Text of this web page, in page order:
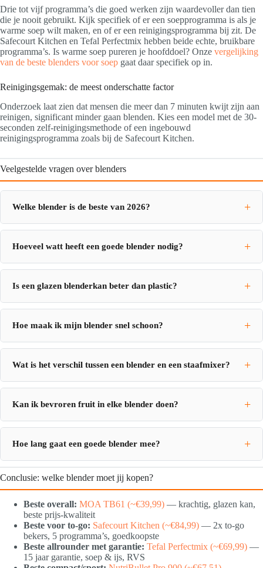
Drie tot vijf programma’s die goed werken zijn waardevoller dan tien
die je nooit gebruikt. Kijk specifiek of er een soepprogramma is als je
warme soep wilt maken, en of er een reinigingsprogramma bij zit. De
Safecourt Kitchen en Tefal Perfectmix hebben beide echte, bruikbare
programma’s. Is warme soep pureren je hoofddoel? Onze vergelijking
van de beste blenders voor soep gaat daar specifiek op in.
Reinigingsgemak: de meest onderschatte factor
Onderzoek laat zien dat mensen die meer dan 7 minuten kwijt zijn aan
reinigen, significant minder gaan blenden. Kies een model met de 30-
seconden zelf-reinigingsmethode of een ingebouwd
reinigingsprogramma zoals bij de Safecourt Kitchen.
Veelgestelde vragen over blenders
Welke blender is de beste van 2026?
Hoeveel watt heeft een goede blender nodig?
Is een glazen blenderkan beter dan plastic?
Hoe maak ik mijn blender snel schoon?
Wat is het verschil tussen een blender en een staafmixer?
Kan ik bevroren fruit in elke blender doen?
Hoe lang gaat een goede blender mee?
Conclusie: welke blender moet jij kopen?
Beste overall: MOA TB61 (~€39,99) — krachtig, glazen kan,
beste prijs-kwaliteit
Beste voor to-go: Safecourt Kitchen (~€84,99) — 2x to-go
bekers, 5 programma’s, goedkoopste
Beste allrounder met garantie: Tefal Perfectmix (~€69,99) —
15 jaar garantie, soep & ijs, RVS